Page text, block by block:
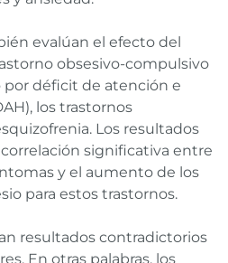
evalúan el efecto del
obsesivo-compulsivo
por déficit de atención e
los trastornos
Los resultados
significativa entre
y el aumento de los
para estos trastornos.
resultados contradictorios
En otras palabras, los